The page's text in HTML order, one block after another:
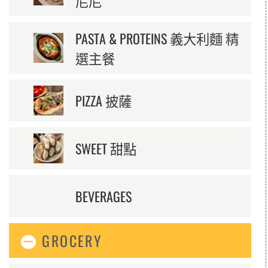
PASTA & PROTEINS 義大利麵 精
選主餐
PIZZA 披薩
SWEET 甜點
BEVERAGES
GROCERY